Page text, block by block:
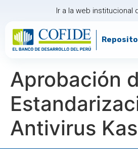
Ir a la web institucional
Aprobación
Antivirus